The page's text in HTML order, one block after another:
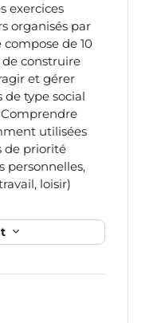
exercices
organisés par
compose de 10
construire
et gérer
de type social
utilisées
de priorité
personnelles,
loisir)